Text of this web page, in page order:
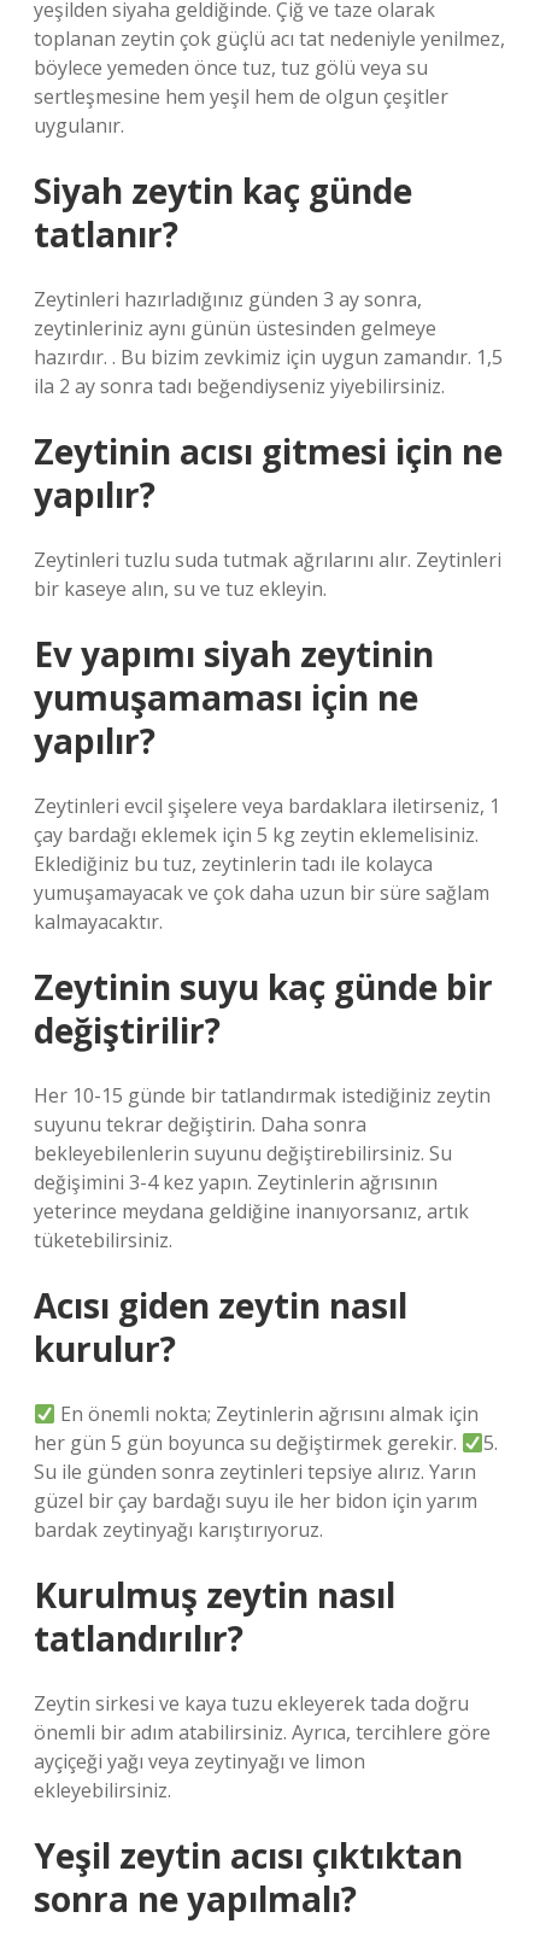
yeşilden siyaha geldiğinde. Çiğ ve taze olarak
toplanan zeytin çok güçlü acı tat nedeniyle yenilmez,
böylece yemeden önce tuz, tuz gölü veya su
sertleşmesine hem yeşil hem de olgun çeşitler
uygulanır.
Siyah zeytin kaç günde
tatlanır?
Zeytinleri hazırladığınız günden 3 ay sonra,
zeytinleriniz aynı günün üstesinden gelmeye
hazırdır. . Bu bizim zevkimiz için uygun zamandır. 1,5
ila 2 ay sonra tadı beğendiyseniz yiyebilirsiniz.
Zeytinin acısı gitmesi için ne
yapılır?
Zeytinleri tuzlu suda tutmak ağrılarını alır. Zeytinleri
bir kaseye alın, su ve tuz ekleyin.
Ev yapımı siyah zeytinin
yumuşamaması için ne
yapılır?
Zeytinleri evcil şişelere veya bardaklara iletirseniz, 1
çay bardağı eklemek için 5 kg zeytin eklemelisiniz.
Eklediğiniz bu tuz, zeytinlerin tadı ile kolayca
yumuşamayacak ve çok daha uzun bir süre sağlam
kalmayacaktır.
Zeytinin suyu kaç günde bir
değiştirilir?
Her 10-15 günde bir tatlandırmak istediğiniz zeytin
suyunu tekrar değiştirin. Daha sonra
bekleyebilenlerin suyunu değiştirebilirsiniz. Su
değişimini 3-4 kez yapın. Zeytinlerin ağrısının
yeterince meydana geldiğine inanıyorsanız, artık
tüketebilirsiniz.
Acısı giden zeytin nasıl
kurulur?
En önemli nokta; Zeytinlerin ağrısını almak için
her gün 5 gün boyunca su değiştirmek gerekir.
5.
Su ile günden sonra zeytinleri tepsiye alırız. Yarın
güzel bir çay bardağı suyu ile her bidon için yarım
bardak zeytinyağı karıştırıyoruz.
Kurulmuş zeytin nasıl
tatlandırılır?
Zeytin sirkesi ve kaya tuzu ekleyerek tada doğru
önemli bir adım atabilirsiniz. Ayrıca, tercihlere göre
ayçiçeği yağı veya zeytinyağı ve limon
ekleyebilirsiniz.
Yeşil zeytin acısı çıktıktan
sonra ne yapılmalı?